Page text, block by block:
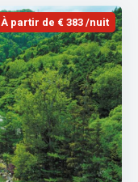
À partir de € 383 /nuit